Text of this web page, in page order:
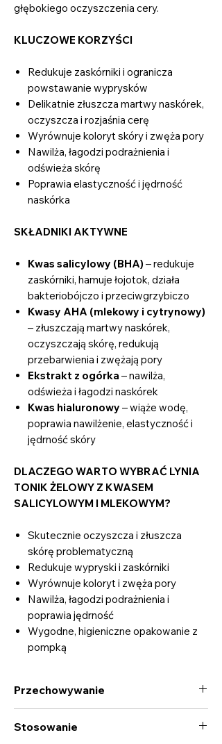
głębokiego oczyszczenia cery.
KLUCZOWE KORZYŚCI
Redukuje zaskórniki i ogranicza
powstawanie wyprysków
Delikatnie złuszcza martwy naskórek,
oczyszcza i rozjaśnia cerę
Wyrównuje koloryt skóry i zwęża pory
Nawilża, łagodzi podrażnienia i
odświeża skórę
Poprawia elastyczność i jędrność
naskórka
SKŁADNIKI AKTYWNE
Kwas salicylowy (BHA) – redukuje
zaskórniki, hamuje łojotok, działa
bakteriobójczo i przeciwgrzybiczo
Kwasy AHA (mlekowy i cytrynowy)
– złuszczają martwy naskórek,
oczyszczają skórę, redukują
przebarwienia i zwężają pory
Ekstrakt z ogórka – nawilża,
odświeża i łagodzi naskórek
Kwas hialuronowy – wiąże wodę,
poprawia nawilżenie, elastyczność i
jędrność skóry
DLACZEGO WARTO WYBRAĆ LYNIA
TONIK ŻELOWY Z KWASEM
SALICYLOWYM I MLEKOWYM?
Skutecznie oczyszcza i złuszcza
skórę problematyczną
Redukuje wypryski i zaskórniki
Wyrównuje koloryt i zwęża pory
Nawilża, łagodzi podrażnienia i
poprawia jędrność
Wygodne, higieniczne opakowanie z
pompką
Przechowywanie
Stosowanie